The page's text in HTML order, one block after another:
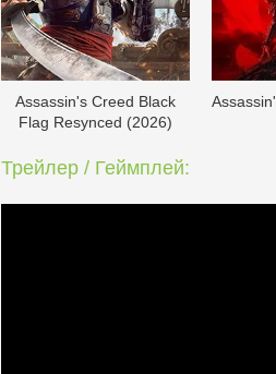
Assassin's Creed Black
Flag Resynced (2026)
Трейлер / Геймплей: